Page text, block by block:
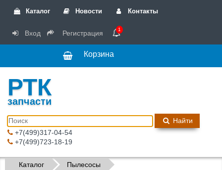
Каталог Новости Контакты
Вход Регистрация 1
Корзина
РТК
запчасти
Найти
+7(499)317-04-54
+7(499)723-18-19
Каталог
Пылесосы